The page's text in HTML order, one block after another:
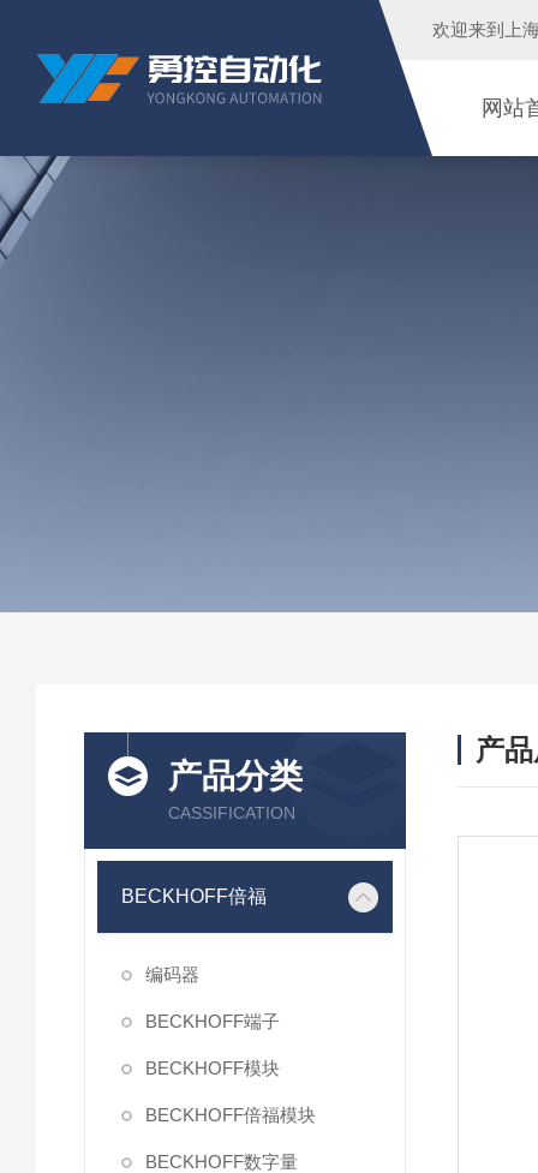
欢迎来到 上
网站
产品分类
CASSIFICATION
BECKHOFF倍福
编码器
BECKHOFF端子
BECKHOFF模块
BECKHOFF倍福模块
BECKHOFF数字量
产